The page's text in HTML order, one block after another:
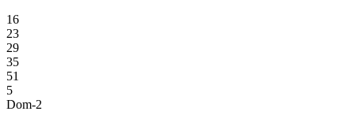
16
23
29
35
51
5
Dom-2